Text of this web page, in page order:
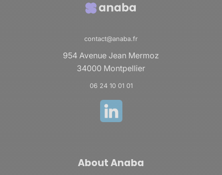
contact@anaba.fr
954 Avenue Jean Mermoz
34000 Montpellier
06 24 10 01 01
About Anaba